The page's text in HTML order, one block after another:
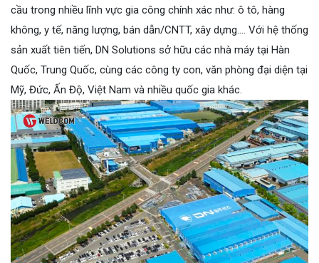
cầu trong nhiều lĩnh vực gia công chính xác như: ô tô, hàng
không, y tế, năng lượng, bán dẫn/CNTT, xây dựng.... Với hệ thống
sản xuất tiên tiến, DN Solutions sở hữu các nhà máy tại Hàn
Quốc, Trung Quốc, cùng các công ty con, văn phòng đại diện tại
Mỹ, Đức, Ấn Độ, Việt Nam và nhiều quốc gia khác.